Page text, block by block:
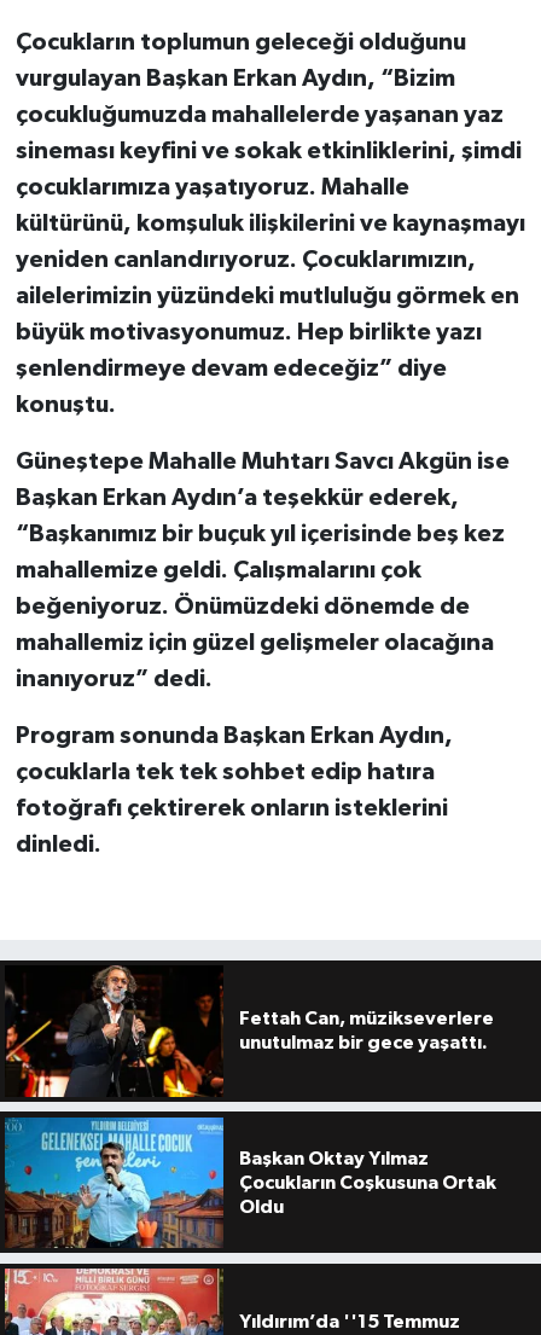
Çocukların toplumun geleceği olduğunu
vurgulayan Başkan Erkan Aydın, “Bizim
çocukluğumuzda mahallelerde yaşanan yaz
sineması keyfini ve sokak etkinliklerini, şimdi
çocuklarımıza yaşatıyoruz. Mahalle
kültürünü, komşuluk ilişkilerini ve kaynaşmayı
yeniden canlandırıyoruz. Çocuklarımızın,
ailelerimizin yüzündeki mutluluğu görmek en
büyük motivasyonumuz. Hep birlikte yazı
şenlendirmeye devam edeceğiz” diye
konuştu.
Güneştepe Mahalle Muhtarı Savcı Akgün ise
Başkan Erkan Aydın’a teşekkür ederek,
“Başkanımız bir buçuk yıl içerisinde beş kez
mahallemize geldi. Çalışmalarını çok
beğeniyoruz. Önümüzdeki dönemde de
mahallemiz için güzel gelişmeler olacağına
inanıyoruz” dedi.
Program sonunda Başkan Erkan Aydın,
çocuklarla tek tek sohbet edip hatıra
fotoğrafı çektirerek onların isteklerini
dinledi.
Fettah Can, müzikseverlere
unutulmaz bir gece yaşattı.
Başkan Oktay Yılmaz
Çocukların Coşkusuna Ortak
Oldu
Yıldırım’da ''15 Temmuz